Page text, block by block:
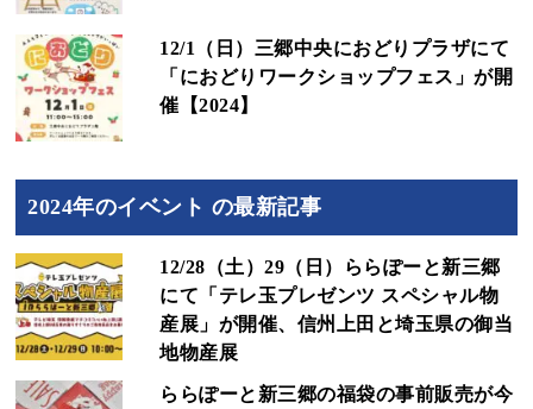
12/1（日）三郷中央におどりプラザにて
「におどりワークショップフェス」が開
催【2024】
2024年のイベント の最新記事
12/28（土）29（日）ららぽーと新三郷
にて「テレ玉プレゼンツ スペシャル物
産展」が開催、信州上田と埼玉県の御当
地物産展
ららぽーと新三郷の福袋の事前販売が今